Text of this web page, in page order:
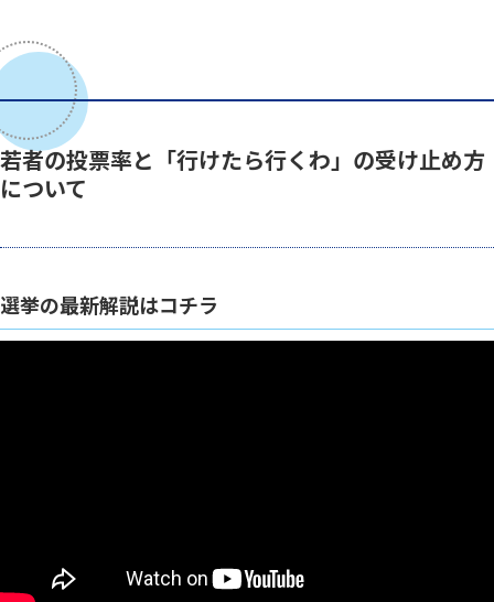
若者の投票率と「行けたら行くわ」の受け止め方
について
選挙の最新解説はコチラ